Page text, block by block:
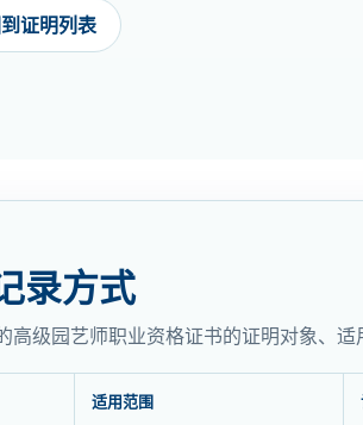
证明列表
录方式
高级园艺师职业资格证书的证明对象、
适用范围